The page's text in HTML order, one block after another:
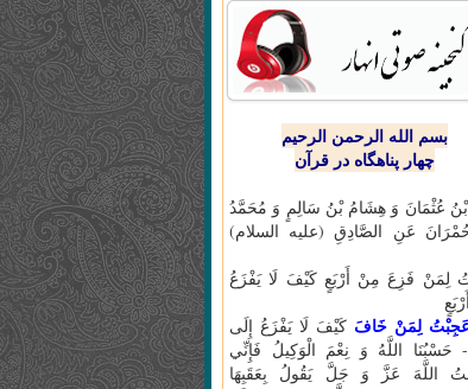
بسم الله الرحمن الرحیم
چهار پناهگاه در قرآن
بْنُ عُثْمَانَ وَ هِشَامُ بْنُ سَالِمٍ وَ مُحَمَّدُ
عَنِ الصَّادِقِ (علیه السلام)
لِمَنْ فَزِعَ مِنْ أَرْبَعٍ كَيْفَ لَا يَفْزَعُ
كَيْفَ لَا يَفْزَعُ إِلَى
حَسْبُنَا اللَّهُ وَ نِعْمَ الْوَكِيلُ فَإِنِّي
اللَّهَ عَزَّ وَ جَلَّ يَقُولُ بِعَقَبِهَا